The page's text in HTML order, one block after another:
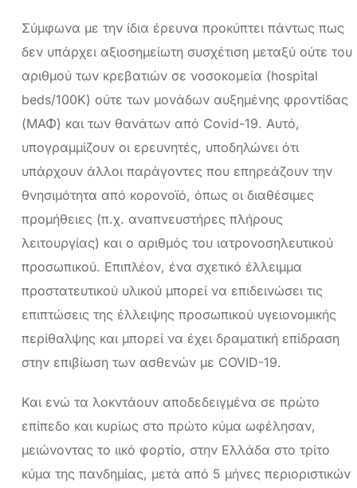
Σύμφωνα με την ίδια έρευνα προκύπτει πάντως πως
δεν υπάρχει αξιοσημείωτη συσχέτιση μεταξύ ούτε του
αριθμού των κρεβατιών σε νοσοκομεία (hospital
beds/100K) ούτε των μονάδων αυξημένης φροντίδας
(ΜΑΦ) και των θανάτων από Covid-19. Αυτό,
υπογραμμίζουν οι ερευνητές, υποδηλώνει ότι
υπάρχουν άλλοι παράγοντες που επηρεάζουν την
θνησιμότητα από κορονοϊό, όπως οι διαθέσιμες
προμήθειες (π.χ. αναπνευστήρες πλήρους
λειτουργίας) και ο αριθμός του ιατρονοσηλευτικού
προσωπικού. Επιπλέον, ένα σχετικό έλλειμμα
προστατευτικού υλικού μπορεί να επιδεινώσει τις
επιπτώσεις της έλλειψης προσωπικού υγειονομικής
περίθαλψης και μπορεί να έχει δραματική επίδραση
στην επιβίωση των ασθενών με COVID-19.
Και ενώ τα λοκντάουν αποδεδειγμένα σε πρώτο
επίπεδο και κυρίως στο πρώτο κύμα ωφέλησαν,
μειώνοντας το ιικό φορτίο, στην Ελλάδα στο τρίτο
κύμα της πανδημίας, μετά από 5 μήνες περιοριστικών